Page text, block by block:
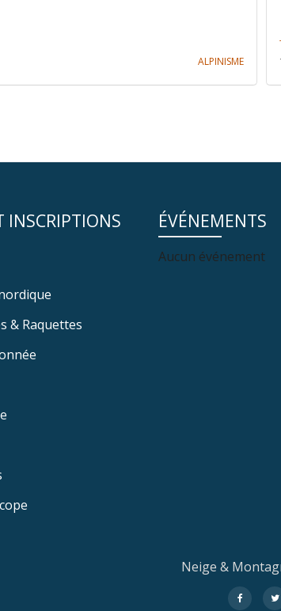
ALPINISME
INSCRIPTIONS
& Raquettes
ÉVÉNEMENTS
Aucun événement
Neige &
fa-
fa-